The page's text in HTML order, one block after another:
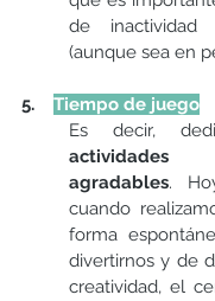
de
(aunque sea en
5. Tiempo de juego
agradables.
cuando
forma
divertirnos y de
creatividad, el